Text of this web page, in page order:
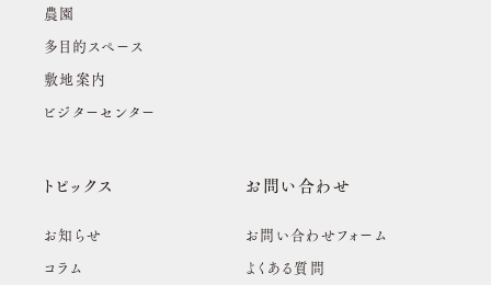
農園
多目的スペース
敷地案内
ビジターセンター
トピックス
お知らせ
コラム
お問い合わせ
お問い合わせフォーム
よくある質問